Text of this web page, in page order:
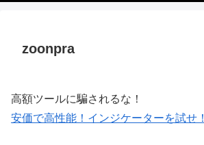
zoonpra
高額ツールに騙されるな！
安価で高性能！インジケーターを試せ！